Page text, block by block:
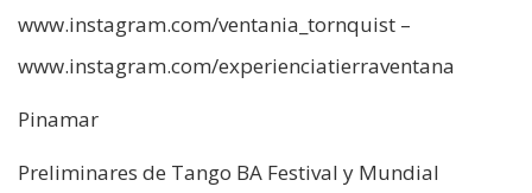
www.instagram.com/ventania_tornquist –
www.instagram.com/experienciatierraventana
Pinamar
Preliminares de Tango BA Festival y Mundial